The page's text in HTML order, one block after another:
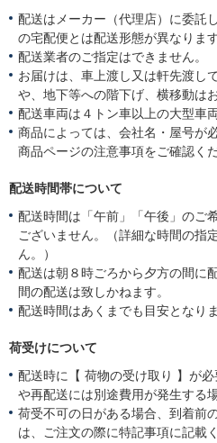
配送はメーカー（代理店）に委託
の宅配便とは配送形態が異なりま
配送業者のご指定はできません。
お届けは、車上渡し又は軒先渡し
や、地下等への階下げ、横移動は
配送車両は４トン車以上の大型車
商品によっては、会社名・屋号が
商品ページの注意事項をご確認くだ
配送時間帯について
配送時間は「午前」「午後」のご
ございません。（詳細な時間の指
ん。）
配送は朝８時ごろから夕方の間に
間の配送は致しかねます。
配送時間はあくまでも目安となり
荷受けについて
配送時に【 荷物の受け取り 】が
や再配送には別途費用が発生する
荷受不可の日がある場合、到着前
は、ご注文の際に特記事項に記載